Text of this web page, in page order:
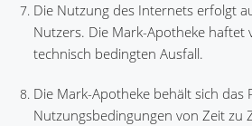
Die Nutzung des Internets erfolgt
Nutzers. Die Mark-Apotheke haftet
technisch bedingten Ausfall.
Die Mark-Apotheke behält sich das
Nutzungsbedingungen von Zeit zu